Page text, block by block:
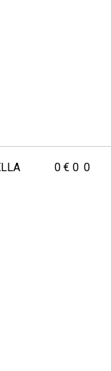
0 € 0 0